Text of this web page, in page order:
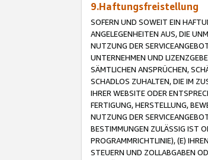
9.Haftungsfreistellung
SOFERN UND SOWEIT EIN
ANGELEGENHEITEN AUS, DIE
NUTZUNG DER
UNTERNEHMEN UND
SÄMTLICHEN ANSPRÜCHEN,
SCHADLOS ZUHALTEN, DIE IM
IHRER WEBSITE ODER
FERTIGUNG, HERSTELLUNG,
NUTZUNG DER
BESTIMMUNGEN ZULÄSSIG IST
PROGRAMMRICHTLINIE), (E)
STEUERN UND ZOLLABGABEN